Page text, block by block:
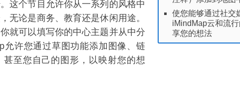
使您能够通过社交
iMindMap云和流
享您的想法
这个节目允许你从一系列的风格中
无论是商务、教育还是休闲用途。
就可以填写你的中心主题并从中分
允许您通过草图功能添加图像、链
甚至您自己的图形，以映射您的想